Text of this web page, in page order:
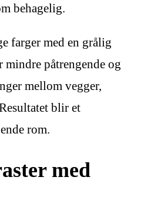
behagelig.
farger med en grålig
påtrengende og
mellom vegger,
blir et
rom.
med